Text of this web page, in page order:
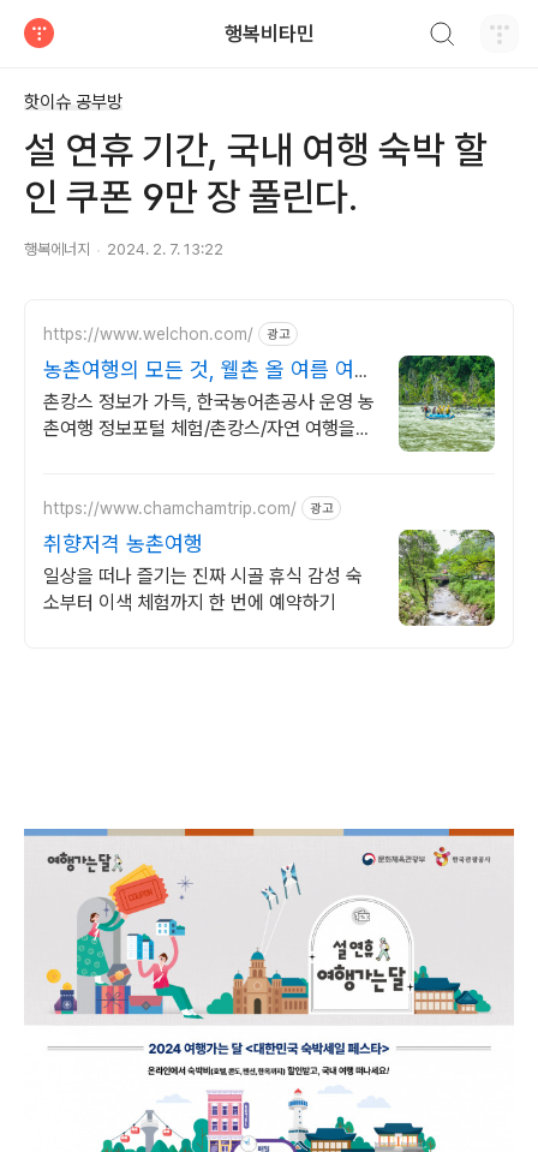
행복비타민
핫이슈 공부방
설 연휴 기간, 국내 여행 숙박 할
인 쿠폰 9만 장 풀린다.
행복에너지 2024. 2. 7. 13:22
https://www.welchon.com/ 광고
농촌여행의 모든 것, 웰촌 올 여름 여행
은 농촌으로!
촌캉스 정보가 가득, 한국농어촌공사 운영 농
촌여행 정보포털 체험/촌캉스/자연 여행을
https://www.chamchamtrip.com/ 광고
취향저격 농촌여행
일상을 떠나 즐기는 진짜 시골 휴식 감성 숙
소부터 이색 체험까지 한 번에 예약하기